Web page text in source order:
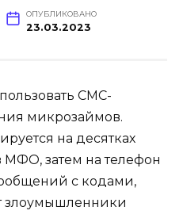
ОПУБЛИКОВАНО
23.03.2023
СМС-
микрозаймов.
на десятках
МФО, затем на телефон
с кодами,
злоумышленники